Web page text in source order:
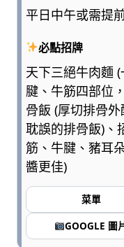
子
起
輕
七
桃。
平日中午或需提
必點招牌
天下三絕牛肉麵
腱、牛筋四部位
骨飯 (厚切排骨
耽誤的排骨飯)、
筋、牛腱、豬耳
醬更佳)
菜單
GOOGLE 圖